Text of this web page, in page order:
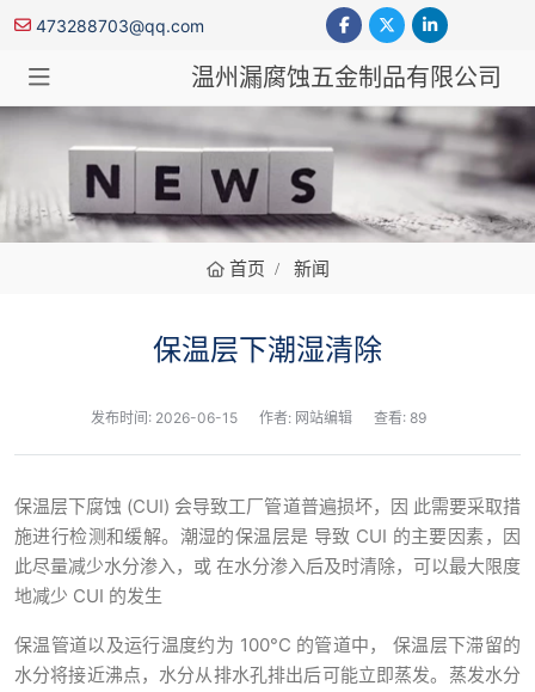
473288703@qq.com
温州漏腐蚀五金制品有限公司
新闻
首页 新闻
保温层下潮湿清除
发布时间: 2026-06-15 作者: 网站编辑 查看: 89
保温层下腐蚀 (CUI) 会导致⼯⼚管道普遍损坏，因 此需要采取措
施进⾏检测和缓解。潮湿的保温层是 导致 CUI 的主要因素，因
此尽量减少⽔分渗⼊，或 在⽔分渗⼊后及时清除，可以最⼤限度
地减少 CUI 的发⽣
保温管道以及运⾏温度约为 100°C 的管道中， 保温层下滞留的
⽔分将接近沸点，⽔分从排⽔孔排出后可能⽴即蒸发。蒸发⽔分